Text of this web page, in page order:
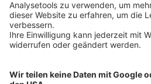
ISO 9001